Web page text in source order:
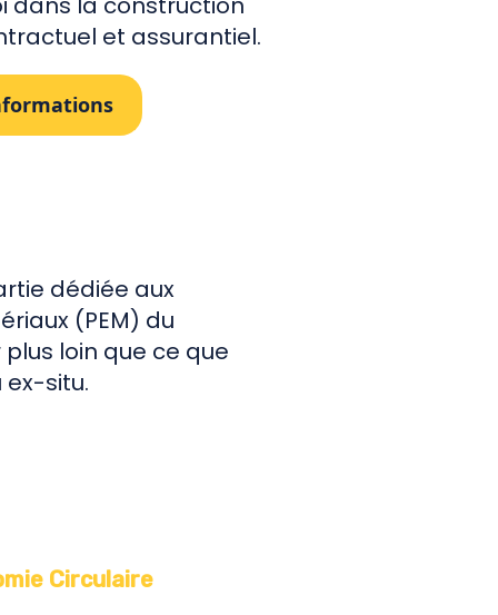
et assurantiel.
dédiée aux
(PEM) du
loin que ce que
situ.
Circulaire